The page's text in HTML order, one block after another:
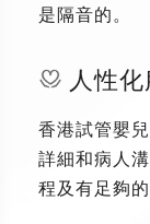
是隔音的。
人性
香港試管嬰
詳細和病人
程及有足夠